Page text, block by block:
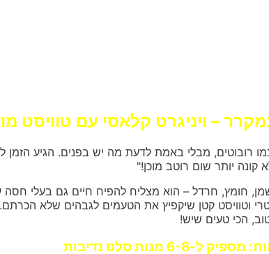
– ויניגרט קלאסי עם טוויסט
רובוטים, מבלי באמת לדעת מה יש בפנים. הגיע הזמן
קונה יותר שום רוטב מוכן!"
חומץ, חרדל – הוא מצליח להפיח חיים גם בעלי
וטוויסט קטן שיקפיץ את הטעמים לגבהים שלא
הכי טעים שיש!